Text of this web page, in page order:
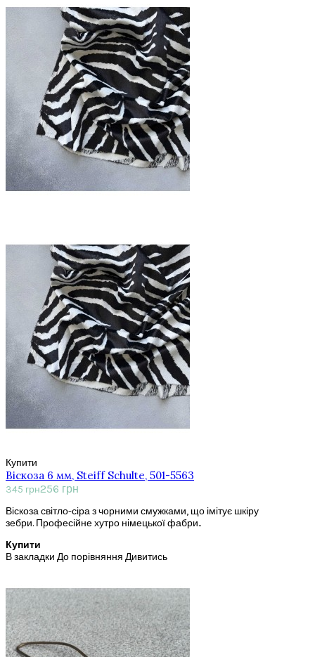
Купити
Віскоза 6 мм, Steiff Schulte, 501-5563
345 грн256 грн
Віскоза світло-сіра з чорними смужками, що імітує шкіру
зебри. Професійне хутро німецької фабри..
Купити
В закладки До порівняння Дивитись